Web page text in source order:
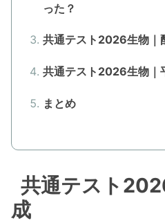
った？
共通テスト2026生物｜
共通テスト2026生物｜
まとめ
共通テスト
成